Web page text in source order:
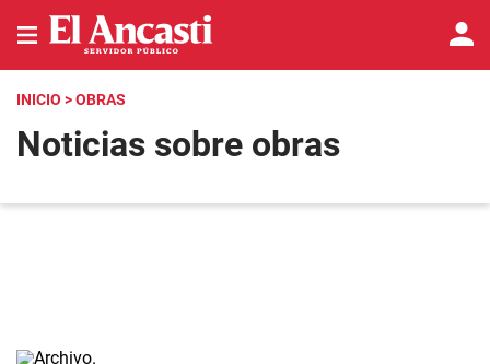
INICIO > OBRAS
Noticias sobre obras